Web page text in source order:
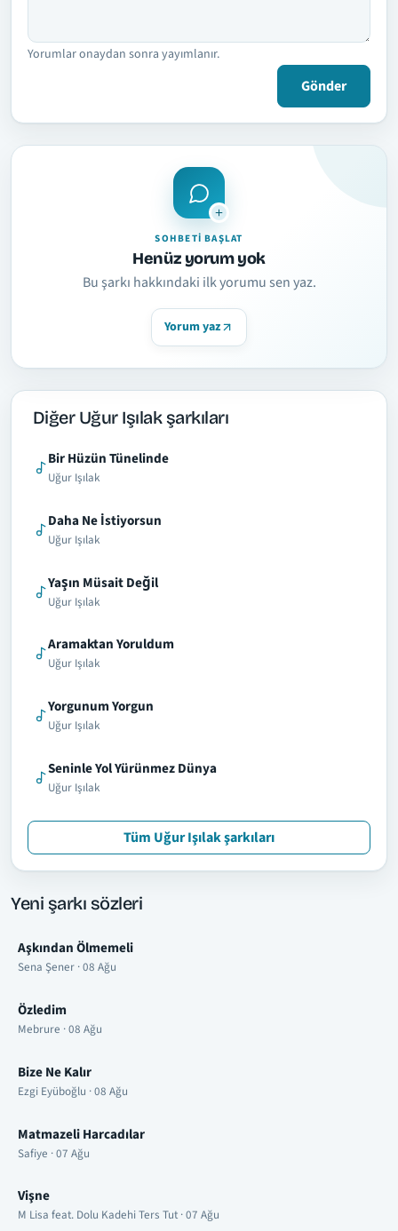
Yorumlar onaydan sonra yayımlanır.
Gönder
SOHBETI BAŞLAT
Henüz yorum yok
Bu şarkı hakkındaki ilk yorumu sen yaz.
Yorum yaz
Diğer Uğur Işılak şarkıları
Bir Hüzün Tünelinde
Uğur Işılak
Daha Ne İstiyorsun
Uğur Işılak
Yaşın Müsait Değil
Uğur Işılak
Aramaktan Yoruldum
Uğur Işılak
Yorgunum Yorgun
Uğur Işılak
Seninle Yol Yürünmez Dünya
Uğur Işılak
Tüm Uğur Işılak şarkıları
Yeni şarkı sözleri
Aşkından Ölmemeli
Sena Şener · 08 Ağu
Özledim
Mebrure · 08 Ağu
Bize Ne Kalır
Ezgi Eyüboğlu · 08 Ağu
Matmazeli Harcadılar
Safiye · 07 Ağu
Vişne
M Lisa feat. Dolu Kadehi Ters Tut · 07 Ağu